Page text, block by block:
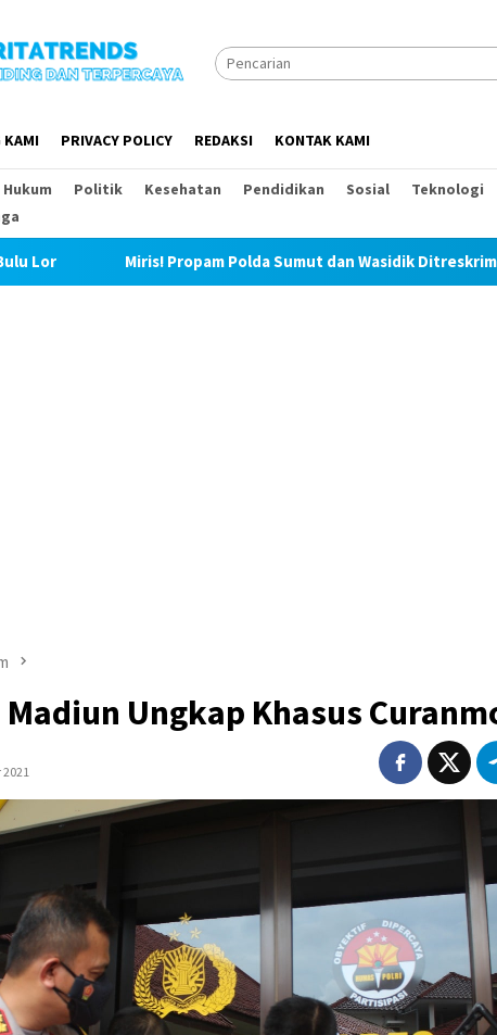
KAMI PRIVACY POLICY REDAKSI KONTAK KAMI
Hukum Politik Kesehatan Pendidikan Sosial Teknologi
Miris! Propam Polda Sumut dan Wasidik Ditreskrimum Diduga
Ungkap Khasus
2021